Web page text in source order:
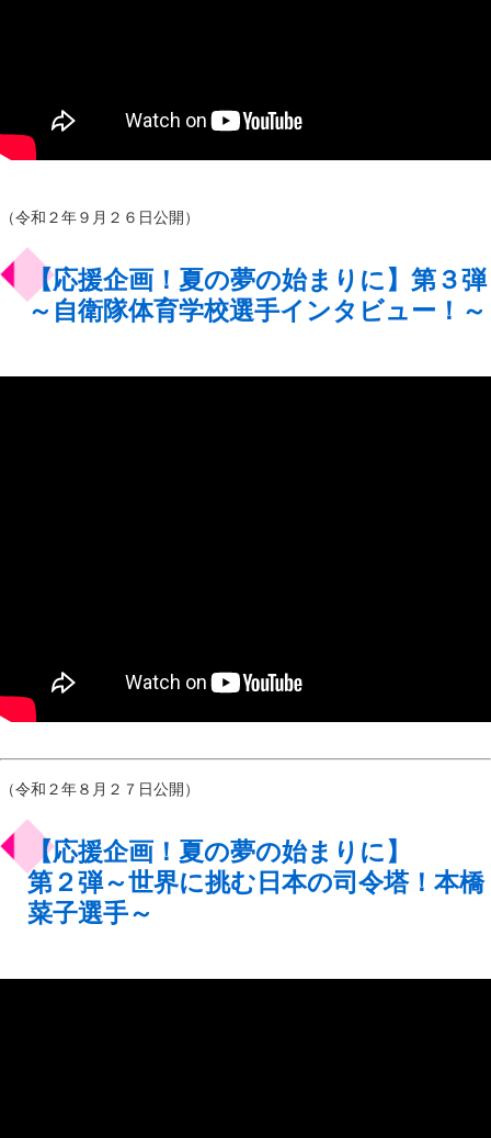
（令和２年９月２６日公開）
【応援企画！夏の夢の始まりに】第３弾
～自衛隊体育学校選手インタビュー！～
（令和２年８月２７日公開）
【応援企画！夏の夢の始まりに】
第２弾～世界に挑む日本の司令塔！本橋
菜子選手～